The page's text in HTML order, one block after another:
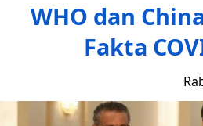
WHO dan
Fakta